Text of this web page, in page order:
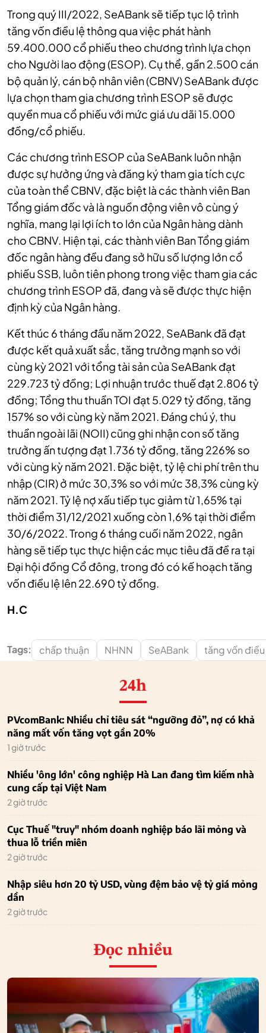
Trong quý III/2022, SeABank sẽ tiếp tục lộ trình
tăng vốn điều lệ thông qua việc phát hành
59.400.000 cổ phiếu theo chương trình lựa chọn
cho Người lao động (ESOP). Cụ thể, gần 2.500 cán
bộ quản lý, cán bộ nhân viên (CBNV) SeABank được
lựa chọn tham gia chương trình ESOP sẽ được
quyền mua cổ phiếu với mức giá ưu dãi 15.000
đồng/cổ phiếu.
Các chương trình ESOP của SeABank luôn nhận
được sự hưởng ứng và đăng ký tham gia tích cực
của toàn thể CBNV, đặc biệt là các thành viên Ban
Tổng giám đốc và là nguồn động viên vô cùng ý
nghĩa, mang lại lợi ích to lớn của Ngân hàng dành
cho CBNV. Hiện tại, các thành viên Ban Tổng giám
đốc ngân hàng đều đang sở hữu số lượng lớn cổ
phiếu SSB, luôn tiên phong trong việc tham gia các
chương trình ESOP đã, đang và sẽ được thực hiện
định kỳ của Ngân hàng.
Kết thúc 6 tháng đầu năm 2022, SeABank đã đạt
được kết quả xuất sắc, tăng trưởng mạnh so với
cùng kỳ 2021 với tổng tài sản của SeABank đạt
229.723 tỷ đồng; Lợi nhuận trước thuế đạt 2.806 tỷ
đồng; Tổng thu thuần TOI đạt 5.029 tỷ đồng, tăng
157% so với cùng kỳ năm 2021. Đáng chú ý, thu
thuần ngoài lãi (NOII) cũng ghi nhận con số tăng
trưởng ấn tượng đạt 1.736 tỷ đồng, tăng 226% so
với cùng kỳ năm 2021. Đặc biệt, tỷ lệ chi phí trên thu
nhập (CIR) ở mức 30,3% so với mức 38,3% cùng kỳ
năm 2021. Tỷ lệ nợ xấu tiếp tục giảm từ 1,65% tại
thời điểm 31/12/2021 xuống còn 1,6% tại thời điểm
30/6/2022. Trong 6 tháng cuối năm 2022, ngân
hàng sẽ tiếp tục thực hiện các mục tiêu đã đề ra tại
Đại hội đồng Cổ đông, trong đó có kế hoạch tăng
vốn điều lệ lên 22.690 tỷ đồng.
H.C
Tags: chấp thuận NHNN SeABank tăng vốn
24h
PVcomBank: Nhiều chỉ tiêu sát “ngưỡng đỏ”, nợ có khả
năng mất vốn tăng vọt gần 20%
1 giờ trước
Nhiều 'ông lớn' công nghiệp Hà Lan đang tìm kiếm nhà
cung cấp tại Việt Nam
2 giờ trước
Cục Thuế "truy" nhóm doanh nghiệp báo lãi mỏng và
thua lỗ triền miên
2 giờ trước
Nhập siêu hơn 20 tỷ USD, vùng đệm bảo vệ tỷ giá mỏng
dần
2 giờ trước
Đọc nhiều